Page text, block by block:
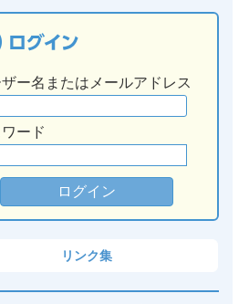
ー名またはメールアドレス
ード
リンク集